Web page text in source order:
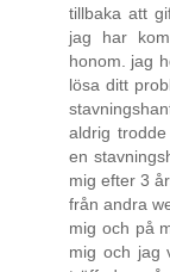
tillbaka att
jag har
honom. jag
lösa ditt
aldrig
en
mig efter 3
från andra
mig och på
mig och jag